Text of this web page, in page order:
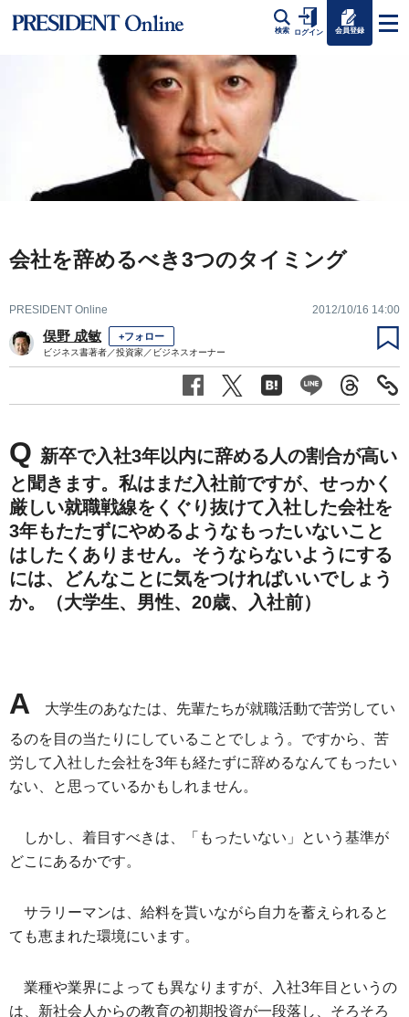
検索 ログイン 会員登録
会社を辞めるべき3つのタイミング
PRESIDENT Online 2012/10/16 14:00
俣野 成敏 +フォロー
ビジネス書著者／投資家／ビジネスオーナー
Q 新卒で入社3年以内に辞める人の割合が高い
と聞きます。私はまだ入社前ですが、せっかく
厳しい就職戦線をくぐり抜けて入社した会社を
3年もたたずにやめるようなもったいないこと
はしたくありません。そうならないようにする
には、どんなことに気をつければいいでしょう
か。（大学生、男性、20歳、入社前）
A 大学生のあなたは、先輩たちが就職活動で苦労してい
るのを目の当たりにしていることでしょう。ですから、苦
労して入社した会社を3年も経たずに辞めるなんてもったい
ない、と思っているかもしれません。
しかし、着目すべきは、「もったいない」という基準が
どこにあるかです。
サラリーマンは、給料を貰いながら自力を蓄えられると
ても恵まれた環境にいます。
業種や業界によっても異なりますが、入社3年目というの
は、新社会人からの教育の初期投資が一段落し、そろそろ